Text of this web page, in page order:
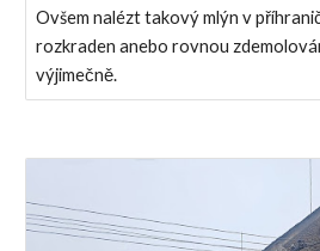
Ovšem nalézt takový mlýn v
rozkraden anebo rovnou
výjimečně.